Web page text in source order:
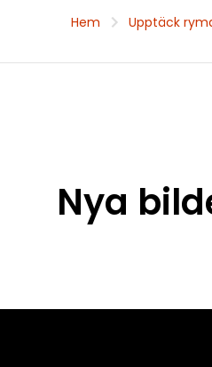
Hem Upptäck
Nya